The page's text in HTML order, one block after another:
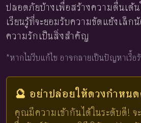
ปลอดภัยบ้างเพื่อสร้างความตื่นเต้
เรียนรู้ที่จะยอมรับความขัดแย้งเล็ก
ความรักเป็นสิ่งสำคัญ
*หากไม่รีบแก้ไข อาจกลายเป็นปัญหาเรื้อ
🔮 อย่าปล่อยให้ดวงกำหน
คุณมีความเข้ากันได้ในระดับดี! จ